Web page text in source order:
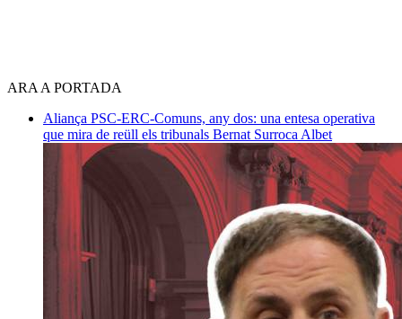
ARA A PORTADA
Aliança PSC-ERC-Comuns, any dos: una entesa operativa
que mira de reüll els tribunals Bernat Surroca Albet